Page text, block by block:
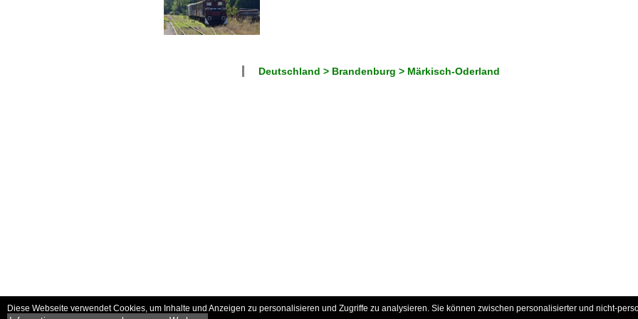
Deutschland > Brandenburg > Märkisch-Oderland
Diese Webseite verwendet Cookies, um Inhalte und Anzeigen zu personalisieren und Zugriffe zu analysieren. Sie können zwischen personalisierter und nicht-